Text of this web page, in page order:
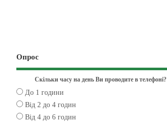
Опрос
Скільки часу на день Ви проводите в телефоні?
До 1 години
Від 2 до 4 годин
Від 4 до 6 годин